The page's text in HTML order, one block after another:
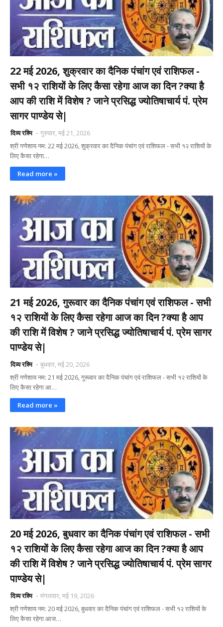
22 मई 2026, शुक्रवार का दैनिक पंचांग एवं राशिफल -
सभी १२ राशियों के लिए कैसा रहेगा आज का दिन ?क्या है
आप की राशि में विशेष ? जाने प्रसिद्ध ज्योतिषाचार्य पं. प्रेम
सागर पाण्डेय से|
दिव्य रश्मि
गुरुवार, मई 21, 2026
श्री गणेशाय नम: 22 मई 2026, शुक्रवार का दैनिक पंचांग एवं राशिफल - सभी १२ राशियों के
लिए कैसा रहेगा…
Read more »
21 मई 2026, गुरूवार का दैनिक पंचांग एवं राशिफल - सभी
१२ राशियों के लिए कैसा रहेगा आज का दिन ?क्या है आप
की राशि में विशेष ? जाने प्रसिद्ध ज्योतिषाचार्य पं. प्रेम सागर
पाण्डेय से|
दिव्य रश्मि
बुधवार, मई 20, 2026
श्री गणेशाय नम: 21 मई 2026, गुरूवार का दैनिक पंचांग एवं राशिफल - सभी १२ राशियों के
लिए कैसा रहेगा आ…
Read more »
20 मई 2026, बुधवार का दैनिक पंचांग एवं राशिफल - सभी
१२ राशियों के लिए कैसा रहेगा आज का दिन ?क्या है आप
की राशि में विशेष ? जाने प्रसिद्ध ज्योतिषाचार्य पं. प्रेम सागर
पाण्डेय से|
दिव्य रश्मि
मंगलवार, मई 19, 2026
श्री गणेशाय नम: 20 मई 2026, बुधवार का दैनिक पंचांग एवं राशिफल - सभी १२ राशियों के
लिए कैसा रहेगा आज…